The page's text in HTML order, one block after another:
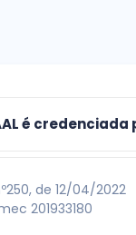
é credenciada
de 12/04/2022
201933180